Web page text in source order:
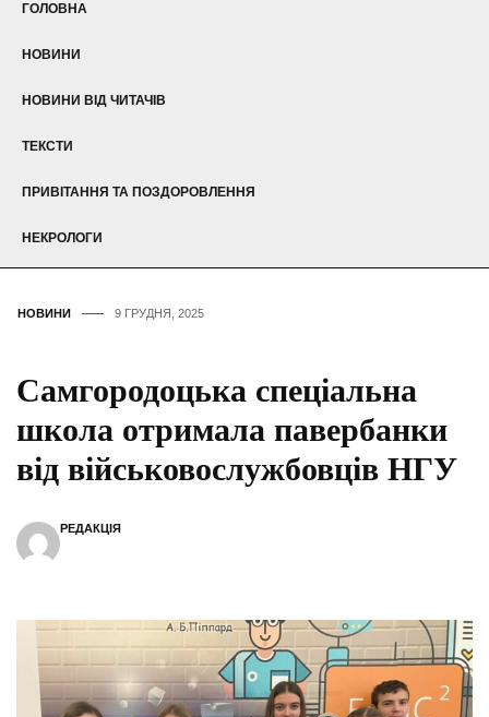
ГОЛОВНА
НОВИНИ
НОВИНИ ВІД ЧИТАЧІВ
ТЕКСТИ
ПРИВІТАННЯ ТА ПОЗДОРОВЛЕННЯ
НЕКРОЛОГИ
НОВИНИ 9 ГРУДНЯ, 2025
Самгородоцька спеціальна
школа отримала павербанки
від військовослужбовців НГУ
РЕДАКЦІЯ